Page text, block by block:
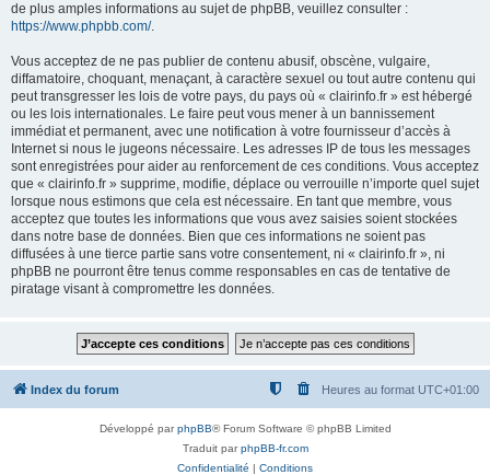
de plus amples informations au sujet de phpBB, veuillez consulter :
https://www.phpbb.com/.
Vous acceptez de ne pas publier de contenu abusif, obscène, vulgaire,
diffamatoire, choquant, menaçant, à caractère sexuel ou tout autre contenu qui
peut transgresser les lois de votre pays, du pays où « clairinfo.fr » est hébergé
ou les lois internationales. Le faire peut vous mener à un bannissement
immédiat et permanent, avec une notification à votre fournisseur d’accès à
Internet si nous le jugeons nécessaire. Les adresses IP de tous les messages
sont enregistrées pour aider au renforcement de ces conditions. Vous acceptez
que « clairinfo.fr » supprime, modifie, déplace ou verrouille n’importe quel sujet
lorsque nous estimons que cela est nécessaire. En tant que membre, vous
acceptez que toutes les informations que vous avez saisies soient stockées
dans notre base de données. Bien que ces informations ne soient pas
diffusées à une tierce partie sans votre consentement, ni « clairinfo.fr », ni
phpBB ne pourront être tenus comme responsables en cas de tentative de
piratage visant à compromettre les données.
Index du forum Heures au format UTC+01:00
Développé parphpBB® Forum Software © phpBB Limited
Traduit parphpBB-fr.com
Confidentialité | Conditions